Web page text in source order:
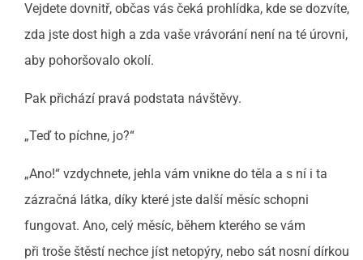
Vejdete dovnitř, občas vás čeká prohlídka, kde se dozvíte,
zda jste dost high a zda vaše vrávorání není na té úrovni,
aby pohoršovalo okolí.
Pak přichází pravá podstata návštěvy.
„Teď to píchne, jo?“
„Ano!“ vzdychnete, jehla vám vnikne do těla a s ní i ta
zázračná látka, díky které jste další měsíc schopni
fungovat. Ano, celý měsíc, během kterého se vám
při troše štěstí nechce jíst netopýry, nebo sát nosní dírkou